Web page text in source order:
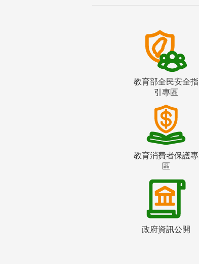
教育部全民安全指
引專區
教育消費者保護專
區
政府資訊公開